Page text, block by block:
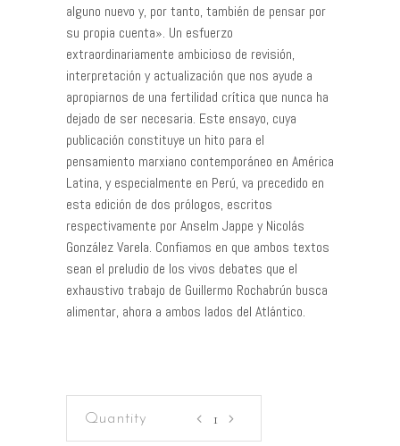
alguno nuevo y, por tanto, también de pensar por
su propia cuenta». Un esfuerzo
extraordinariamente ambicioso de revisión,
interpretación y actualización que nos ayude a
apropiarnos de una fertilidad crítica que nunca ha
dejado de ser necesaria. Este ensayo, cuya
publicación constituye un hito para el
pensamiento marxiano contemporáneo en América
Latina, y especialmente en Perú, va precedido en
esta edición de dos prólogos, escritos
respectivamente por Anselm Jappe y Nicolás
González Varela. Confiamos en que ambos textos
sean el preludio de los vivos debates que el
exhaustivo trabajo de Guillermo Rochabrún busca
alimentar, ahora a ambos lados del Atlántico.
capital